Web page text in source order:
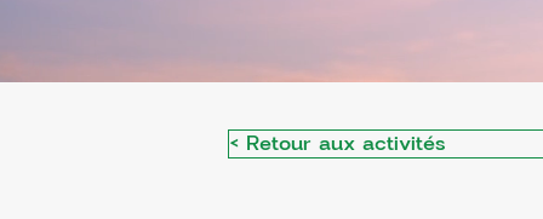
< Retour aux activités